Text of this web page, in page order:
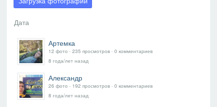
Артемка
12 фото ‧ 235 просмотров ‧ 0 комментариев
8 года/лет назад
Александр
26 фото ‧ 192 просмотров ‧ 0 комментариев
8 года/лет назад